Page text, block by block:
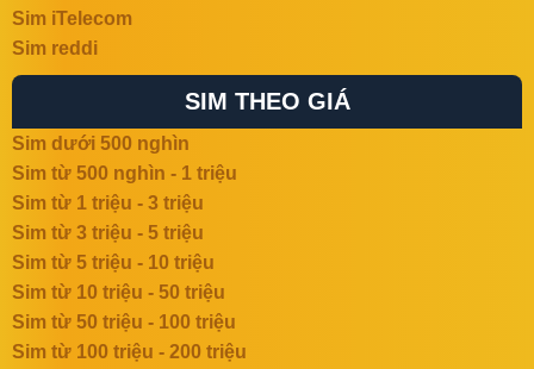
Sim iTelecom
Sim reddi
SIM THEO GIÁ
Sim dưới 500 nghìn
Sim từ 500 nghìn - 1 triệu
Sim từ 1 triệu - 3 triệu
Sim từ 3 triệu - 5 triệu
Sim từ 5 triệu - 10 triệu
Sim từ 10 triệu - 50 triệu
Sim từ 50 triệu - 100 triệu
Sim từ 100 triệu - 200 triệu